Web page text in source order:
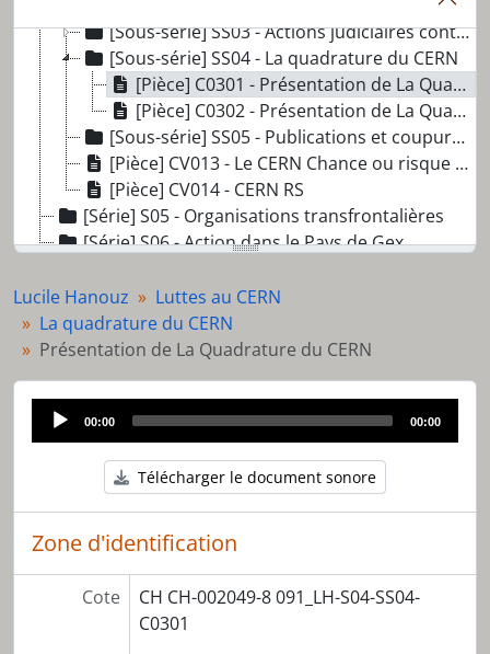
[Sous-série] SS02 - Dossiers individuels de travailleuses et travailleurs du CERN
[Sous-série] SS03 - Actions judiciaires contre l'extension des installations du CERN
[Sous-série] SS04 - La quadrature du CERN
[Pièce] C0301 - Présentation de La Quadrature du CERN
[Pièce] C0302 - Présentation de La Quadrature du CERN - suite
[Sous-série] SS05 - Publications et coupures de presse
[Pièce] CV013 - Le CERN Chance ou risque pour Genève ? Débat public
[Pièce] CV014 - CERN RS
[Série] S05 - Organisations transfrontalières
[Série] S06 - Action dans le Pays de Gex
Lucile Hanouz
Luttes au CERN
La quadrature du CERN
Présentation de La Quadrature du CERN
Audio
Player
00:00 00:00
Télécharger le document sonore
Zone d'identification
Cote
CH CH-002049-8 091_LH-S04-SS04-
C0301